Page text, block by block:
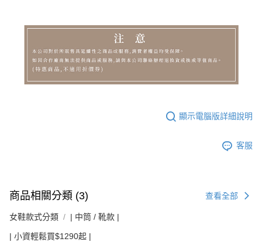
顯示電腦版詳細說明
客服
商品相關分類 (3) 查看全部
女鞋款式分類 | 中筒 / 靴款 |
| 小資輕鬆買$1290起 |